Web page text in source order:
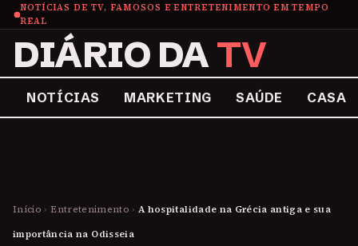
NOTÍCIAS DE TV, FAMOSOS E ENTRETENIMENTO EM TEMPO
REAL
DIÁRIO DATV
NOTÍCIAS MARKETING SAÚDE CASA
Início › Entretenimento › A hospitalidade na Grécia antiga e sua
importância na Odisseia